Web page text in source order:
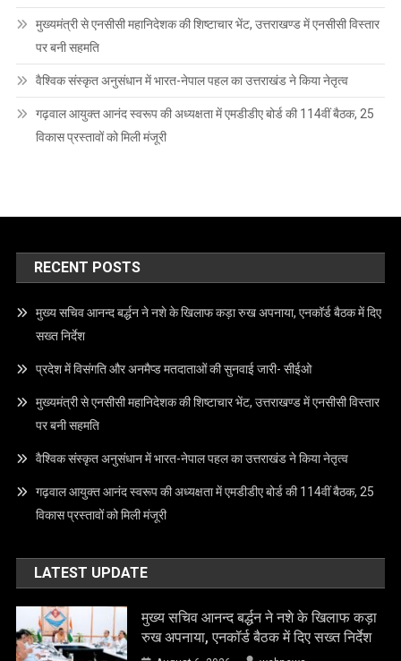
मुख्यमंत्री से एनसीसी महानिदेशक की शिष्टाचार भेंट, उत्तराखण्ड में एनसीसी विस्तार
पर बनी सहमति
वैश्विक संस्कृत अनुसंधान में भारत-नेपाल पहल का उत्तराखंड ने किया नेतृत्व
गढ़वाल आयुक्त आनंद स्वरूप की अध्यक्षता में एमडीडीए बोर्ड की 114वीं बैठक, 25
विकास प्रस्तावों को मिली मंजूरी
RECENT POSTS
मुख्य सचिव आनन्द बर्द्धन ने नशे के खिलाफ कड़ा रुख अपनाया, एनकॉर्ड बैठक में दिए
सख्त निर्देश
प्रदेश में विसंगति और अनमैप्ड मतदाताओं की सुनवाई जारी- सीईओ
मुख्यमंत्री से एनसीसी महानिदेशक की शिष्टाचार भेंट, उत्तराखण्ड में एनसीसी विस्तार
पर बनी सहमति
वैश्विक संस्कृत अनुसंधान में भारत-नेपाल पहल का उत्तराखंड ने किया नेतृत्व
गढ़वाल आयुक्त आनंद स्वरूप की अध्यक्षता में एमडीडीए बोर्ड की 114वीं बैठक, 25
विकास प्रस्तावों को मिली मंजूरी
LATEST UPDATE
मुख्य सचिव आनन्द बर्द्धन ने नशे के खिलाफ कड़ा
रुख अपनाया, एनकॉर्ड बैठक में दिए सख्त निर्देश